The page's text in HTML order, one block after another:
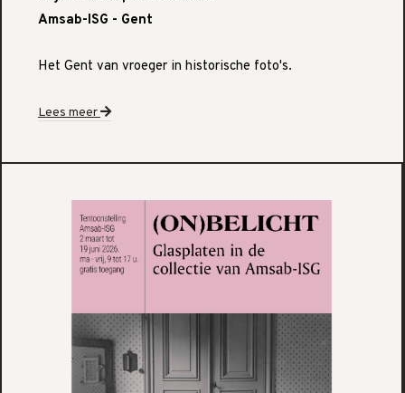
Amsab-ISG - Gent
Het Gent van vroeger in historische foto's.
Lees meer